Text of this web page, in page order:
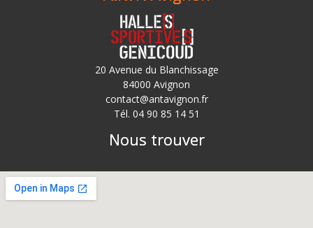
20 Avenue du Blanchissage
84000 Avignon
contact@antavignon.fr
Tél. 04 90 85 14 51
Nous trouver